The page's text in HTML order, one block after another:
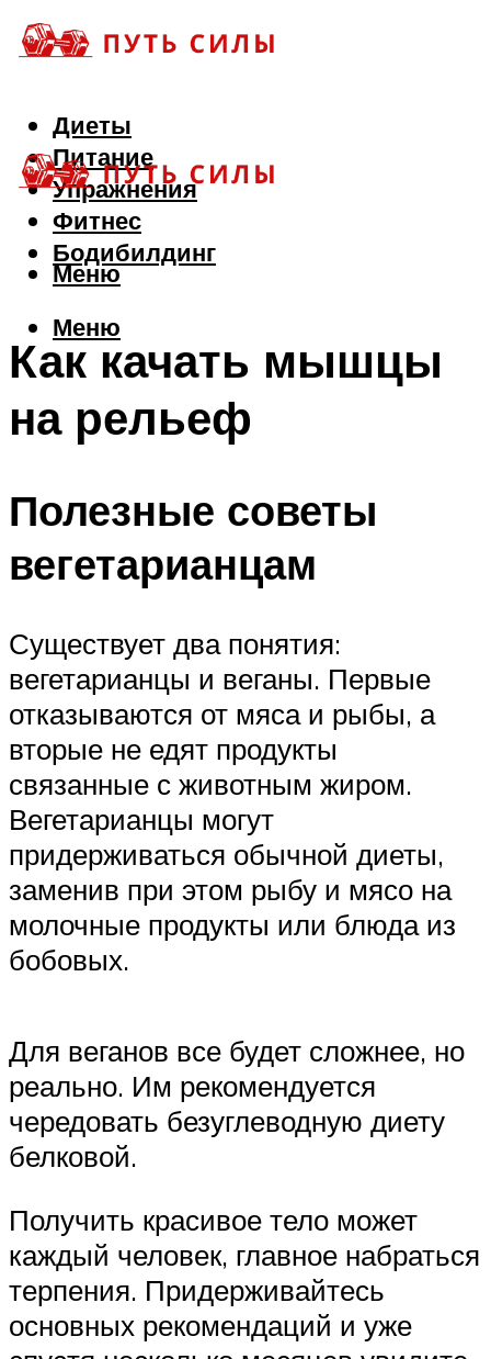
Диеты
Питание
Упражнения
Фитнес
Бодибилдинг
Меню
Меню
Как качать мышцы
на рельеф
Полезные советы
вегетарианцам
Существует два понятия:
вегетарианцы и веганы. Первые
отказываются от мяса и рыбы, а
вторые не едят продукты
связанные с животным жиром.
Вегетарианцы могут
придерживаться обычной диеты,
заменив при этом рыбу и мясо на
молочные продукты или блюда из
бобовых.
Для веганов все будет сложнее, но
реально. Им рекомендуется
чередовать безуглеводную диету
белковой.
Получить красивое тело может
каждый человек, главное набраться
терпения. Придерживайтесь
основных рекомендаций и уже